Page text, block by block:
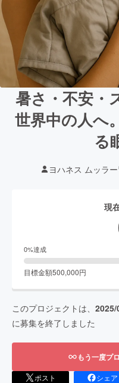
暑さ・不安・
世界中の人へ
る
ヨハネス ムッラー
現
0%達成
目標金額500,000円
このプロジェクトは、 2025/
に募集を終了しました
もう一度プ
ポスト シェア